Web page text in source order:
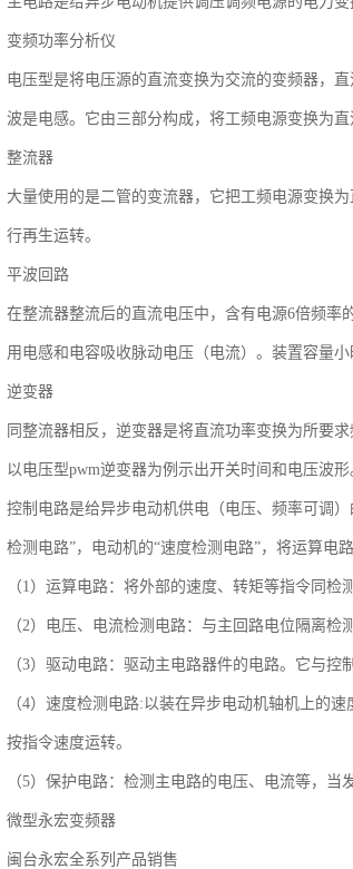
变频功率分析仪
电压型是将电压源的直流变换为交流的变频器，
波是电感。它由三部分构成，将工频电源变换为
整流器
大量使用的是二管的变流器，它把工频电源变换
行再生运转。
平波回路
在整流器整流后的直流电压中，含有电源6倍频
用电感和电容吸收脉动电压（电流）。装置容量
逆变器
同整流器相反，逆变器是将直流功率变换为所要
以电压型pwm逆变器为例示出开关时间和电压波形
控制电路是给异步电动机供电（电压、频率可调
检测电路”，电动机的“速度检测电路”，将运算电
（1）运算电路：将外部的速度、转矩等指令同
（2）电压、电流检测电路：与主回路电位隔离检
（3）驱动电路：驱动主电路器件的电路。它与控
（4）速度检测电路:以装在异步电动机轴机上的
按指令速度运转。
（5）保护电路：检测主电路的电压、电流等，
微型永宏变频器
闽台永宏全系列产品销售